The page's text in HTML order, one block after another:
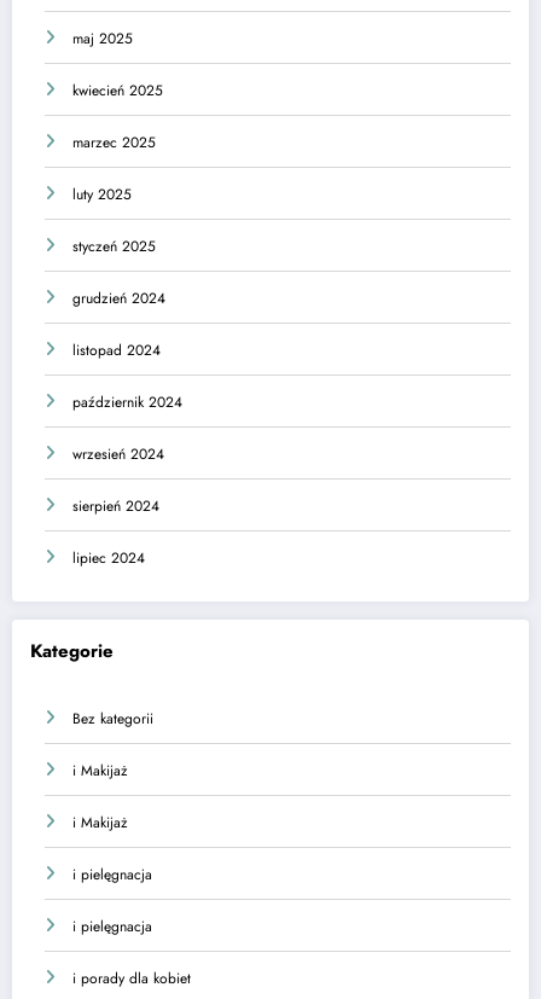
maj 2025
kwiecień 2025
marzec 2025
luty 2025
styczeń 2025
grudzień 2024
listopad 2024
październik 2024
wrzesień 2024
sierpień 2024
lipiec 2024
Kategorie
Bez kategorii
i Makijaż
i Makijaż
i pielęgnacja
i pielęgnacja
i porady dla kobiet